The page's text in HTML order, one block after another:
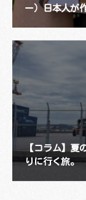
ー）日本人が
【コラム】
りに行く旅。